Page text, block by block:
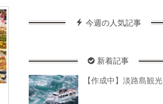
今週の人気記事
新着記事
【作成中】淡路島観光